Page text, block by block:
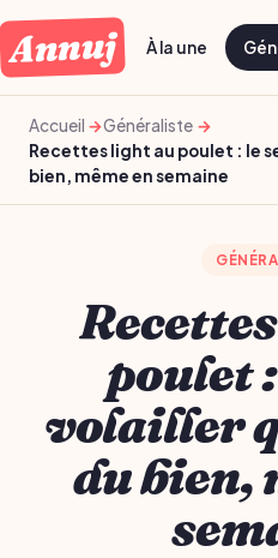
Annuj À la une
Accueil
Généraliste
Recettes light au poulet : le
bien, même en semaine
poulet
volailler
du bien,